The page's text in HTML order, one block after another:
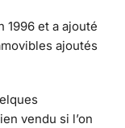
1996 et a ajouté
ajoutés
vendu si l’on